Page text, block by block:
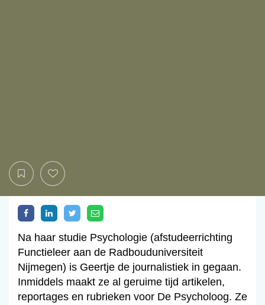
Na haar studie Psychologie (afstudeerrichting
Functieleer aan de Radbouduniversiteit
Nijmegen) is Geertje de journalistiek in gegaan.
Inmiddels maakt ze al geruime tijd artikelen,
reportages en rubrieken voor De Psycholoog. Ze